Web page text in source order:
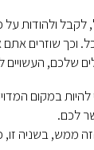
לקבל ולהודות
וכך שוזרים
שלכם,
במקום
לכם.
ממש, בשניה